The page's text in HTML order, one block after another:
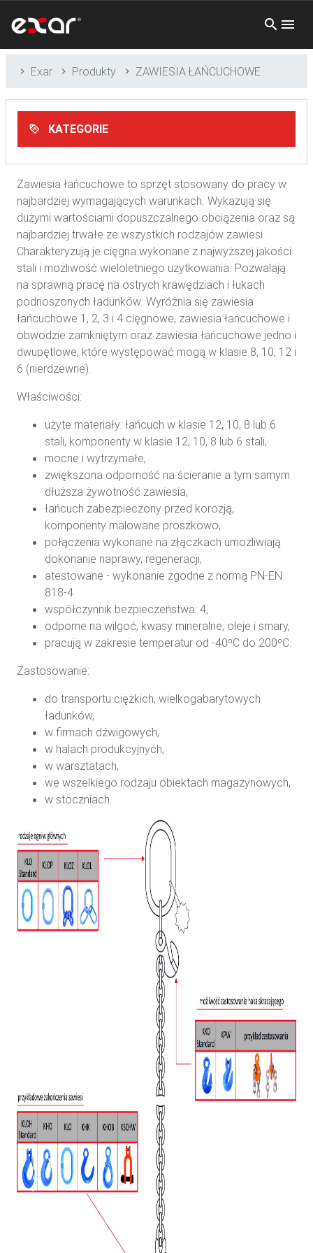
Exar Produkty ZAWIESIA ŁAŃCUCHOWE
KATEGORIE
Zawiesia łańcuchowe to sprzęt stosowany do pracy w
najbardziej wymagających warunkach. Wykazują się
dużymi wartościami dopuszczalnego obciążenia oraz są
najbardziej trwałe ze wszystkich rodzajów zawiesi.
Charakteryzują je cięgna wykonane z najwyższej jakości
stali i możliwość wieloletniego użytkowania. Pozwalają
na sprawną pracę na ostrych krawędziach i łukach
podnoszonych ładunków. Wyróżnia się zawiesia
łańcuchowe 1, 2, 3 i 4 cięgnowe, zawiesia łańcuchowe i
obwodzie zamkniętym oraz zawiesia łańcuchowe jedno i
dwupętlowe, które występować mogą w klasie 8, 10, 12 i
6 (nierdzewne).
Właściwości:
użyte materiały: łańcuch w klasie 12, 10, 8 lub 6
stali, komponenty w klasie 12, 10, 8 lub 6 stali,
mocne i wytrzymałe,
zwiększona odporność na ścieranie a tym samym
dłuższa żywotność zawiesia,
łańcuch zabezpieczony przed korozją,
komponenty malowane proszkowo,
połączenia wykonane na złączkach umożliwiają
dokonanie naprawy, regeneracji,
atestowane - wykonanie zgodne z normą PN-EN
818-4
współczynnik bezpieczeństwa: 4,
odporne na wilgoć, kwasy mineralne, oleje i smary,
pracują w zakresie temperatur od -40⁰C do 200⁰C.
Zastosowanie:
do transportu ciężkich, wielkogabarytowych
ładunków,
w firmach dźwigowych,
w halach produkcyjnych,
w warsztatach,
we wszelkiego rodzaju obiektach magazynowych,
w stoczniach.